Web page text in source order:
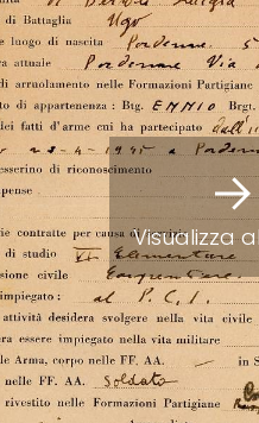
Visualizza